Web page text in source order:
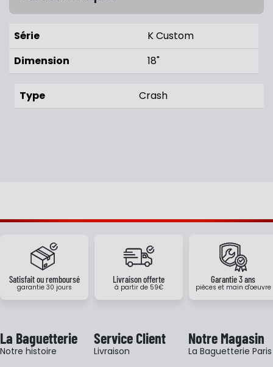
Série
K Custom
Dimension
18"
Type Crash
Satisfait ou remboursé
garantie 30 jours
Livraison offerte
à partir de 59€
Garantie 3 ans
pièces et main d'oeuvre
La Baguetterie
Notre histoire
Service Client
Livraison
Notre Magasin
La Baguetterie Paris